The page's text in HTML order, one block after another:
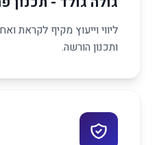
ליווי וייעוץ מקיף לקראת
ותכנון הורשה.